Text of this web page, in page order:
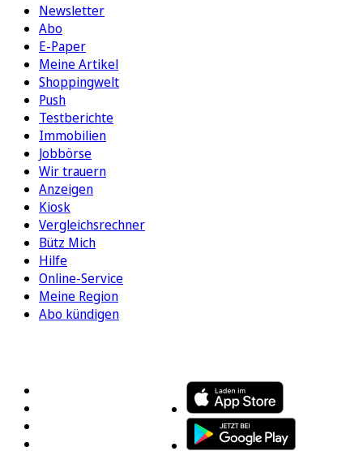
Newsletter
Abo
E-Paper
Meine Artikel
Shoppingwelt
Push
Testberichte
Immobilien
Jobbörse
Wir trauern
Anzeigen
Kiosk
Vergleichsrechner
Bütz Mich
Hilfe
Online-Service
Meine Region
Abo kündigen